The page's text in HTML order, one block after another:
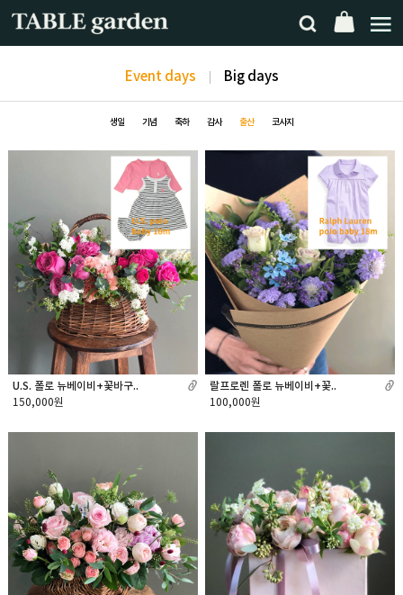
Event days Big days
생일 기념 축하 감사 출산 코사지
U.S. 폴로 뉴베이비+꽃바구..
150,000원
랄프로렌 폴로 뉴베이비+꽃..
100,000원